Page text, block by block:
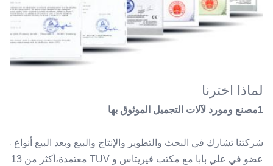
لماذا اخترنا
1مصنع ومورد لآلات التجميل الموثوق بها
شركتنا تشارك في البحث والتطوير والإنتاج والبيع وبعد البيع أنواع من معدات